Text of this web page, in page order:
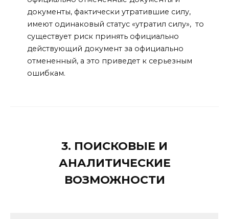
документы, фактически утратившие силу,
имеют одинаковый статус «утратил силу», то
существует риск принять официально
действующий документ за официально
отмененный, а это приведет к серьезным
ошибкам.
3. ПОИСКОВЫЕ И
АНАЛИТИЧЕСКИЕ
ВОЗМОЖНОСТИ